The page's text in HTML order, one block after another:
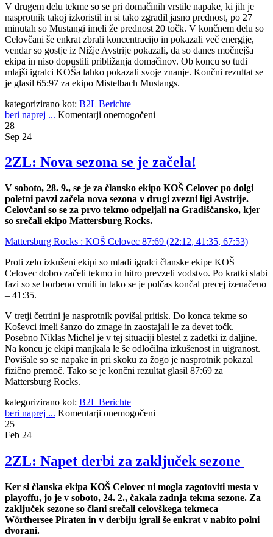
V drugem delu tekme so se pri domačinih vrstile napake, ki jih je
nasprotnik takoj izkoristil in si tako zgradil jasno prednost, po 27
minutah so Mustangi imeli že prednost 20 točk. V končnem delu so
Celovčani še enkrat zbrali koncentracijo in pokazali več energije,
vendar so gostje iz Nižje Avstrije pokazali, da so danes močnejša
ekipa in niso dopustili približanja domačinov. Ob koncu so tudi
mlajši igralci KOŠa lahko pokazali svoje znanje. Končni rezultat se
je glasil 65:97 za ekipo Mistelbach Mustangs.
kategorizirano kot: B2L Berichte
beri naprej ... Komentarji onemogočeni
28
Sep 24
2ZL: Nova sezona se je začela!
V soboto, 28. 9., se je za člansko ekipo KOŠ Celovec po dolgi
poletni pavzi začela nova sezona v drugi zvezni ligi Avstrije.
Celovčani so se za prvo tekmo odpeljali na Gradiščansko, kjer
so srečali ekipo Mattersburg Rocks.
Mattersburg Rocks : KOŠ Celovec 87:69 (22:12, 41:35, 67:53)
Proti zelo izkušeni ekipi so mladi igralci članske ekipe KOŠ
Celovec dobro začeli tekmo in hitro prevzeli vodstvo. Po kratki slabi
fazi so se borbeno vrnili in tako se je polčas končal precej izenačeno
– 41:35.
V tretji četrtini je nasprotnik povišal pritisk. Do konca tekme so
Koševci imeli šanzo do zmage in zaostajali le za devet točk.
Posebno Niklas Michel je v tej situaciji blestel z zadetki iz daljine.
Na koncu je ekipi manjkala le še odločilna izkušenost in uigranost.
Povišale so se napake in pri skoku za žogo je nasprotnik pokazal
fizično premoč. Tako se je končni rezultat glasil 87:69 za
Mattersburg Rocks.
kategorizirano kot: B2L Berichte
beri naprej ... Komentarji onemogočeni
25
Feb 24
2ZL: Napet derbi za zaključek sezone
Ker si članska ekipa KOŠ Celovec ni mogla zagotoviti mesta v
playoffu, jo je v soboto, 24. 2., čakala zadnja tekma sezone. Za
zaključek sezone so člani srečali celovškega tekmeca
Wörthersee Piraten in v derbiju igrali še enkrat v nabito polni
dvorani.